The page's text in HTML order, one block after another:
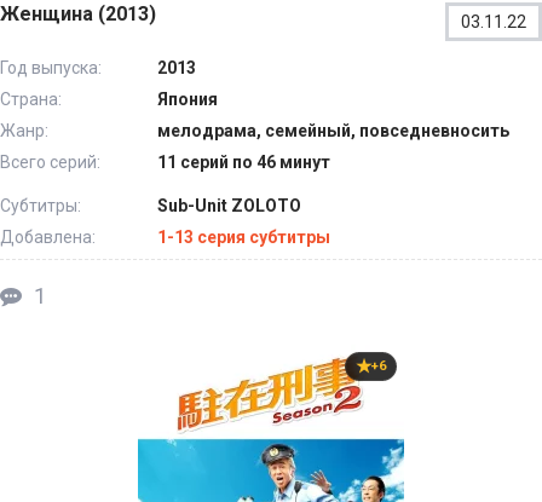
Женщина (2013) 03.11.22
Год выпуска:
2013
Страна:
Япония
Жанр:
мелодрама, семейный, повседневносить
Всего серий:
11 серий по 46 минут
Субтитры:
Sub-Unit ZOLOTO
Добавлена:
1-13 серия субтитры
1
+6